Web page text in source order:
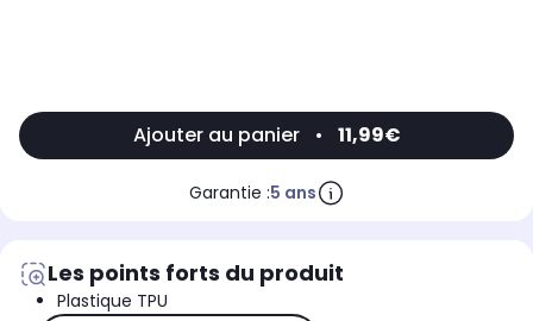
Ajouter au panier • 11,99€
Garantie :5 ans
Les points forts du produit
Plastique TPU